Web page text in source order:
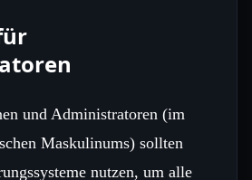
und Administratoren (im
Maskulinums) sollten
nutzen, um alle